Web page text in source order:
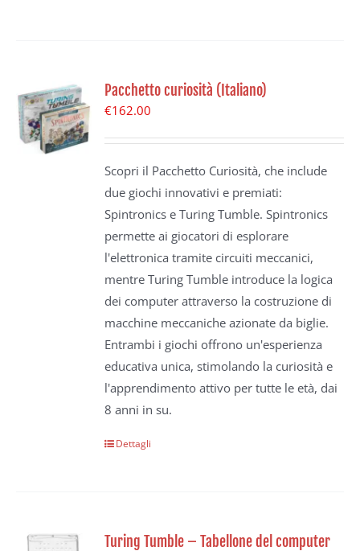
Pacchetto curiosità (Italiano)
€162.00
Scopri il Pacchetto Curiosità, che include
due giochi innovativi e premiati:
Spintronics e Turing Tumble. Spintronics
permette ai giocatori di esplorare
l'elettronica tramite circuiti meccanici,
mentre Turing Tumble introduce la logica
dei computer attraverso la costruzione di
macchine meccaniche azionate da biglie.
Entrambi i giochi offrono un'esperienza
educativa unica, stimolando la curiosità e
l'apprendimento attivo per tutte le età, dai
8 anni in su.
Dettagli
Turing Tumble – Tabellone del computer